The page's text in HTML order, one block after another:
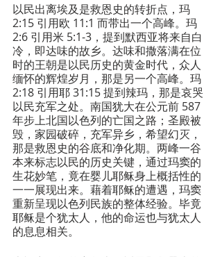
以民出离埃及是救恩史的转折点，玛
2:15 引用欧 11:1 而带出一个高峰。玛
2:6 引用米 5:1-3，提到默西亚将来自白
冷，即达味的故乡。达味和撒落满在位
时的王朝是以民历史的黄金时代，众人
缅怀的辉煌岁月，那是另一个高峰。玛
2:18 引用耶 31:15 提到辣玛，那是哀哭
以民充军之处。南国犹大在公元前 587
年步上北国以色列的亡国之路；圣殿被
毁，家园破碎，充军异乡，希望幻灭，
那是救恩史的谷底和净化期。两峰一谷
本来标志以民的历史关键，通过玛窦的
生花妙笔，竟在婴儿耶稣身上概括性的
一一展现出来。藉着耶稣的遭遇，玛窦
重新呈现以色列民族的整体经验。毕竟
耶稣是个犹太人，他的命运也与犹太人
的息息相关。